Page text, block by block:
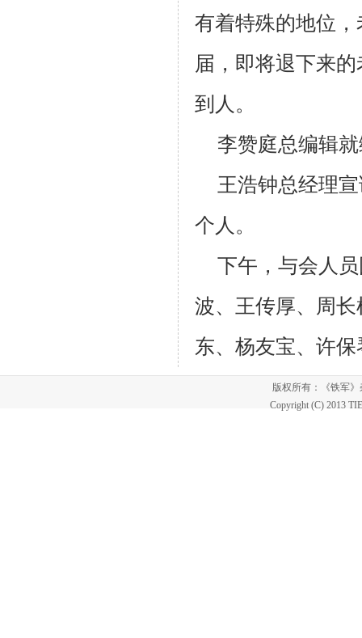
有着特殊的地位
届，即将退下来
到人。
李赞庭总编辑
王浩钟总经理
个人。
下午，与会人
波、王传厚、周
东、杨友宝、许
版权所有：《铁军
Copyright (C) 2013